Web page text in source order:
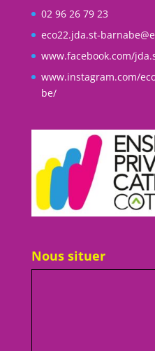
02 96 26 79 23
eco22.jda.st-
www.facebook.com/
www.instagram.com/
be/
Nous situer